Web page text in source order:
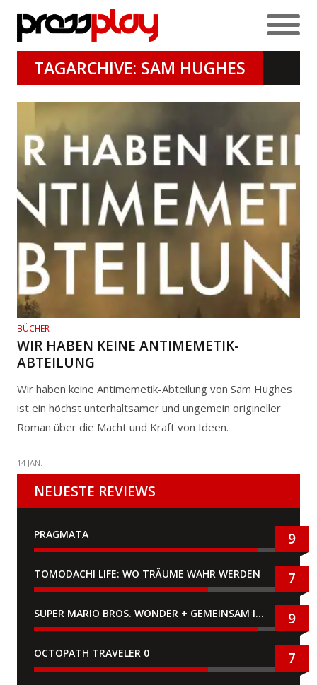
TAGARCHIVE: SAM HUGHES
BÜCHER
WIR HABEN KEINE ANTIMEMETIK-
ABTEILUNG
Wir haben keine Antimemetik-Abteilung von Sam Hughes
ist ein höchst unterhaltsamer und ungemein origineller
Roman über die Macht und Kraft von Ideen.
14 JAN.
NEUESTE REVIEWS
PRAGMATA 9
TOMODACHI LIFE: WO TRÄUME WAHR WERDEN 7
SUPER MARIO BROS. WONDER + GEMEINSAM IM BELLABEL-PARK 9
OCTOPATH TRAVELER 0 7